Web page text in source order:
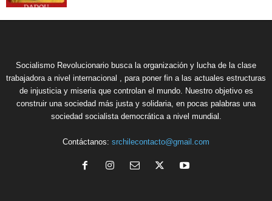
Socialismo Revolucionario busca la organización y lucha de la clase
trabajadora a nivel internacional , para poner fin a las actuales estructuras
de injusticia y miseria que controlan el mundo. Nuestro objetivo es
construir una sociedad más justa y solidaria, en pocas palabras una
sociedad socialista democrática a nivel mundial.
Contáctanos: srchilecontacto@gmail.com